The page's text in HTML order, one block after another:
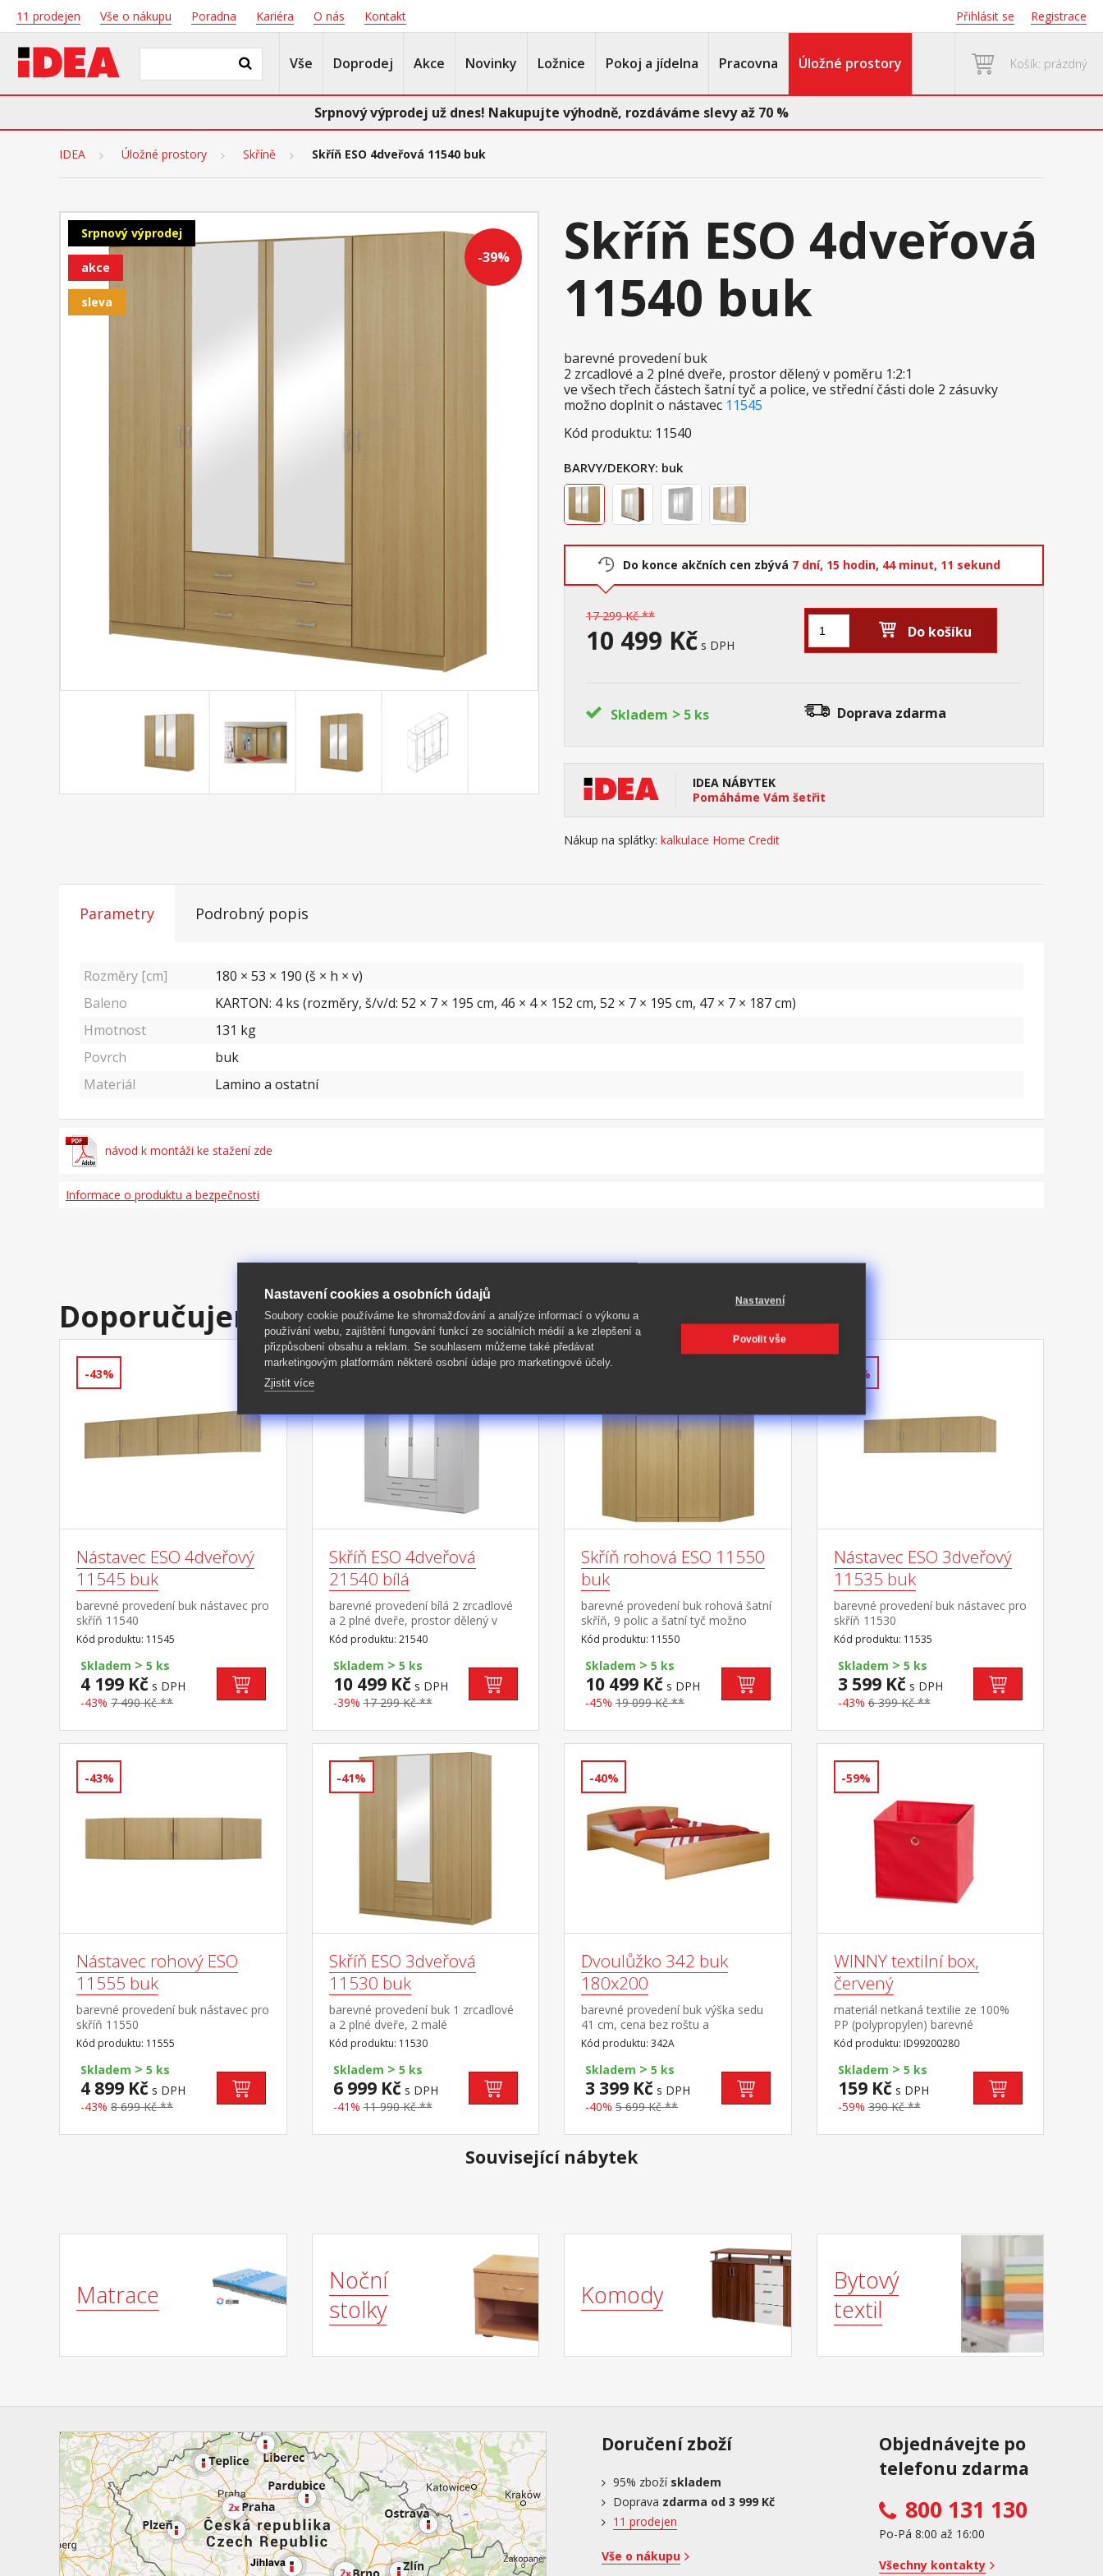
11 prodejen Vše o nákupu Poradna Kariéra O nás Kontakt Přihlásit se Registrace
Vše Doprodej Akce Novinky Ložnice Pokoj a jídelna Pracovna Úložné prostory Košík: prázdný
Srpnový výprodej už dnes! Nakupujte výhodně, rozdáváme slevy až 70 %
IDEA Úložné prostory Skříně Skříň ESO 4dveřová 11540 buk
-39%
Srpnový výprodej
akce
sleva
Skříň ESO 4dveřová
11540 buk
barevné provedení buk
2 zrcadlové a 2 plné dveře, prostor dělený v poměru 1:2:1
ve všech třech částech šatní tyč a police, ve střední části dole 2 zásuvky
možno doplnit o nástavec 11545
Kód produktu: 11540
BARVY/DEKORY: buk
Do konce akčních cen zbývá 7 dní, 15 hodin, 44 minut, 10 sekund
17 299 Kč **
10 499 Kč s DPH
Do košíku
Skladem > 5 ks Doprava zdarma
IDEA NÁBYTEK
Pomáháme Vám šetřit
Nákup na splátky: kalkulace Home Credit
Parametry Podrobný popis
Rozměry [cm]
180 × 53 × 190 (š × h × v)
Baleno
KARTON: 4 ks (rozměry, š/v/d: 52 × 7 × 195 cm, 46 × 4 × 152 cm, 52 × 7 × 195 cm, 47 × 7 × 187 cm)
Hmotnost
131 kg
Povrch
buk
Materiál
Lamino a ostatní
návod k montáži ke stažení zde
Informace o produktu a bezpečnosti
Doporučujeme
-43%
Nástavec ESO 4dveřový
11545 buk
barevné provedení buk nástavec pro
skříň 11540
Kód produktu: 11545
Skladem > 5 ks
4 199 Kč s DPH
-43% 7 490 Kč **
Skříň ESO 4dveřová
21540 bílá
barevné provedení bílá 2 zrcadlové
a 2 plné dveře, prostor dělený v
poměru 1:2:1 ve všech třech
částech šatní tyč a police, ve střední
časti dole 2 zásuvky možno doplnit
o nástavec 21545
Kód produktu: 21540
Skladem > 5 ks
10 499 Kč s DPH
-39% 17 299 Kč **
Skříň rohová ESO 11550
buk
barevné provedení buk rohová šatní
skříň, 9 polic a šatní tyč možno
doplnit o nástavec 11555
Kód produktu: 11550
Skladem > 5 ks
10 499 Kč s DPH
-45% 19 099 Kč **
-43%
Nástavec ESO 3dveřový
11535 buk
barevné provedení buk nástavec pro
skříň 11530
Kód produktu: 11535
Skladem > 5 ks
3 599 Kč s DPH
-43% 6 399 Kč **
-43%
Nástavec rohový ESO
11555 buk
barevné provedení buk nástavec pro
skříň 11550
Kód produktu: 11555
Skladem > 5 ks
4 899 Kč s DPH
-43% 8 699 Kč **
-41%
Skříň ESO 3dveřová
11530 buk
barevné provedení buk 1 zrcadlové
a 2 plné dveře, 2 malé
zásuvky možno doplnit o nástavec
11535
Kód produktu: 11530
Skladem > 5 ks
6 999 Kč s DPH
-41% 11 990 Kč **
-40%
Dvoulůžko 342 buk
180x200
barevné provedení buk výška sedu
41 cm, cena bez roštu a
matrace doporučený rozměr
matrace 180 × 200 cm nebo 2 kusy
90 × 200 cm a rošt R4 k dvoulůžku
možno dokoupit úložný prostor
147A
Kód produktu: 342A
Skladem > 5 ks
3 399 Kč s DPH
-40% 5 699 Kč **
-59%
WINNY textilní box,
červený
materiál netkaná textilie ze 100%
PP (polypropylen) barevné
provedení červená
Kód produktu: ID99200280
Skladem > 5 ks
159 Kč s DPH
-59% 390 Kč **
Související nábytek
Matrace
Noční
stolky
Komody
Bytový
textil
Doručení zboží
95% zboží skladem
Doprava zdarma od 3 999 Kč
11 prodejen
Vše o nákupu
Objednávejte po
telefonu zdarma
800 131 130
Po-Pá 8:00 až 16:00
Všechny kontakty
Nastavení cookies a osobních údajů
Soubory cookie používáme ke shromažďování a analýze informací o výkonu a
používání webu, zajištění fungování funkcí ze sociálních médií a ke zlepšení a
přizpůsobení obsahu a reklam. Se souhlasem můžeme také předávat
marketingovým platformám některé osobní údaje pro marketingové účely.
Zjistit více
Nastavení
Povolit vše